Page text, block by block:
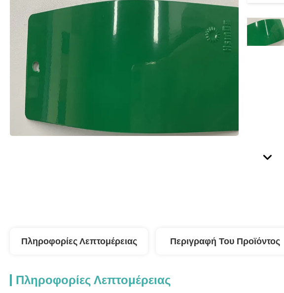
Πληροφορίες Λεπτομέρειας Περιγραφή Του Προϊόντος
Πληροφορίες Λεπτομέρειας